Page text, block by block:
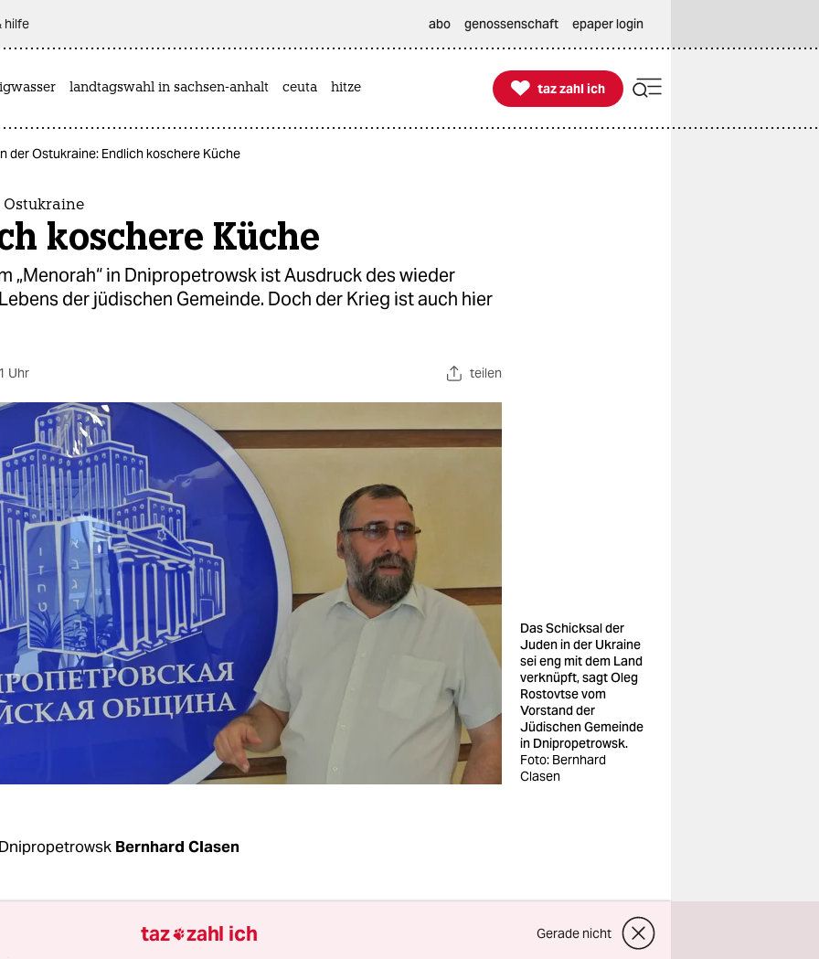
hilfe abo genossenschaft epaper login
landtagswahl in sachsen-anhalt ceuta hitze 
taz zahl ich
taz zahl ich
der Ostukraine: Endlich koschere Küche
Ostukraine
koschere Küche
„Menorah“ in Dnipropetrowsk ist Ausdruck des wieder
der jüdischen Gemeinde. Doch der Krieg ist auch hier
Uhr teilen
Das Schicksal der
Juden in der Ukraine
sei eng mit dem Land
verknüpft, sagt Oleg
Rostovtse vom
Vorstand der
Jüdischen Gemeinde
in Dnipropetrowsk.
Foto: Bernhard
Clasen
Bernhard Clasen
Juden hier, die haben zwanzig Jahre lang kein Fleisch
sie nicht wussten, wo sie koscheres Fleisch bekommen
taz zahl ich Gerade nicht